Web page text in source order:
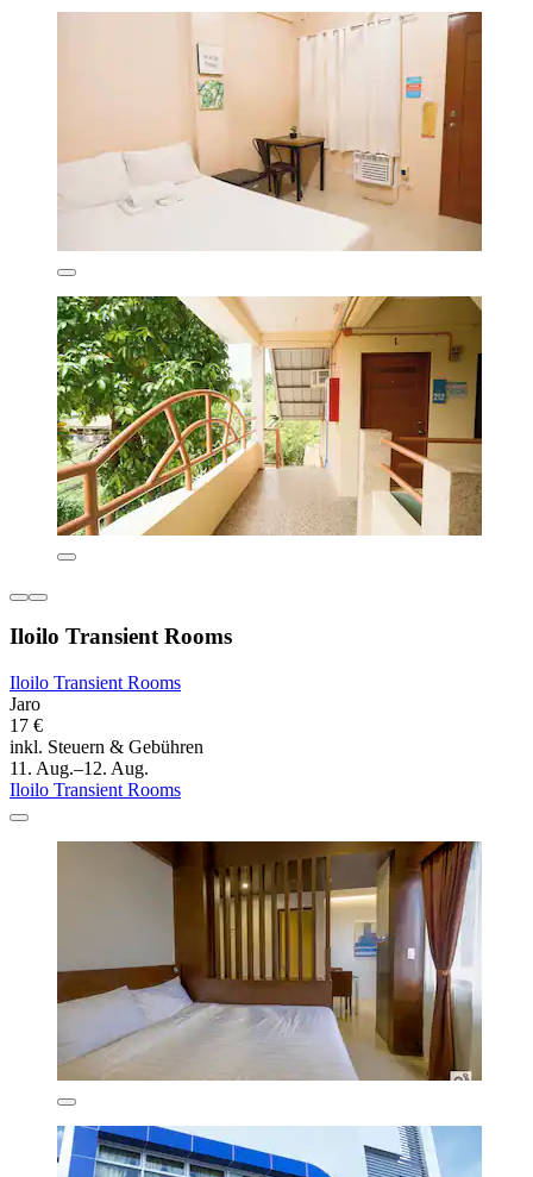
Iloilo Transient Rooms
Iloilo Transient Rooms
Jaro
17 €
inkl. Steuern & Gebühren
11. Aug.–12. Aug.
Iloilo Transient Rooms